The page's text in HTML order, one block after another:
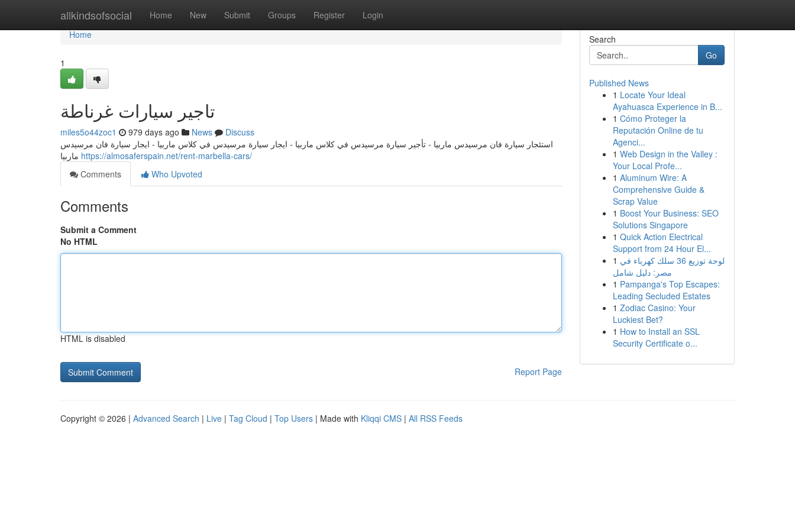
allkindsofsocial Home New Submit Groups Register Login
Home
Home
1
تاجير سيارات غرناطة
miles5o44zoc1 979 days ago News
Discuss
استئجار سيارة فان مرسيدس ماربيا - تأجير سيارة مرسيدس في كلاس ماربيا - ايجار سيارة مرسيدس في كلاس ماربيا - ايجار سيارة فان مرسيدس
https://almosaferspain.net/rent-marbella-cars/
Comments
Who Upvoted
Comments
Submit a Comment
No HTML
HTML is disabled
Report Page
Search
Go
Published News
1 Locate Your Ideal
Ayahuasca Experience in B...
1 Cómo Proteger la
Reputación Online de tu
Agenci...
1 Web Design in the Valley :
Your Local Profe...
1 Aluminum Wire: A
Comprehensive Guide &
Scrap Value
1 Boost Your Business: SEO
Solutions Singapore
1 Quick Action Electrical
Support from 24 Hour El...
1 لوحة توزيع 36 سلك كهرباء في
مصر: دليل شامل
1 Pampanga's Top Escapes:
Leading Secluded Estates
1 Zodiac Casino: Your
Luckiest Bet?
1 How to Install an SSL
Security Certificate o...
Copyright © 2026 | Advanced Search | Live | Tag Cloud | Top Users | Made with Kliqqi CMS | All RSS Feeds